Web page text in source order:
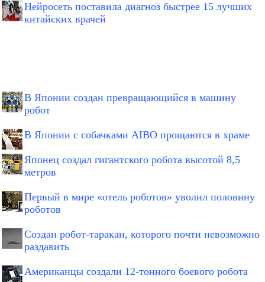
Нейросеть поставила диагноз быстрее 15 лучших
китайских врачей
В Японии создан превращающийся в машину
робот
В Японии с собачками AIBO прощаются в храме
Японец создал гигантского робота высотой 8,5
метров
Первый в мире «отель роботов» уволил половину
роботов
Создан робот-таракан, которого почти невозможно
раздавить
Американцы создали 12-тонного боевого робота